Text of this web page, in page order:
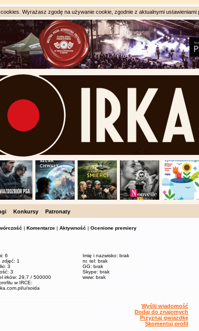
Wyrażasz zgodę na używanie cookie, zgodnie z aktualnymi ustawieniami
Konkursy Patronaty
| Komentarze | Aktywność | Ocenione premiery
6
zdjęć: 1
3
3
irków: 29,7 / 500000
w IRCE:
u/soida
Imię i nazwisko: brak
nr. tel: brak
GG: brak
Skype: brak
www: brak
Wyślij wiadomość
Dodaj do znajomych
Przyznaj gwiazdkę
Skomentuj profil